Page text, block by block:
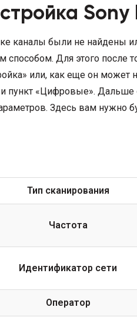
Sony
каналы были не найдены
способом. Для этого после
или, как еще он
и пункт «Цифровые».
Здесь вам нужно
Тип сканирования
Частота
Идентификатор сети
Оператор